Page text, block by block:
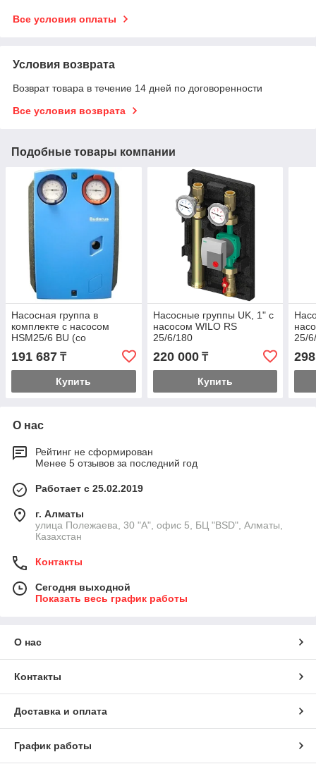
Все условия оплаты
Условия возврата
Возврат товара в течение 14 дней по договоренности
Все условия возврата
Подобные товары компании
Насосная группа в
комплекте с насосом
HSM25/6 BU (со
191 687 ₸
Купить
Насосные группы UK, 1" с
насосом WILO RS
25/6/180
220 000₸
Купить
25/
О нас
Рейтинг не сформирован
Менее 5 отзывов за последний год
Работает с 25.02.2019
г. Алматы
улица Полежаева, 30 "А", офис 5, БЦ "BSD", Алматы,
Казахстан
Контакты
Сегодня выходной
Показать весь график работы
О нас
Контакты
Доставка и оплата
График работы